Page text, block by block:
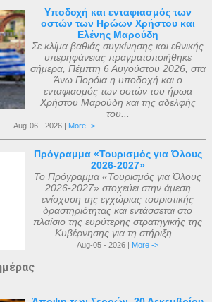
Υποδοχή και ενταφιασμός των
οστών των Ηρώων Χρήστου και
Ελένης Μαρούδη
Σε κλίμα βαθιάς συγκίνησης και εθνικής
υπερηφάνειας πραγματοποιήθηκε
σήμερα, Πέμπτη 6 Αυγούστου 2026, στα
Άνω Πορόια η υποδοχή και ο
ενταφιασμός των οστών του ήρωα
Χρήστου Μαρούδη και της αδελφής
του...
Aug-06 - 2026 | More ->
Πρόγραμμα «Τουρισμός για Όλους
2026-2027»
Το Πρόγραμμα «Τουρισμός για Όλους
2026-2027» στοχεύει στην άμεση
ενίσχυση της εγχώριας τουριστικής
δραστηριότητας και εντάσσεται στο
πλαίσιο της ευρύτερης στρατηγικής της
Κυβέρνησης για τη στήριξη...
Aug-05 - 2026 | More ->